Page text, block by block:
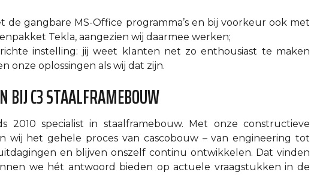
de gangbare MS-Office programma’s en bij voorkeur ook met
Tekla, aangezien wij daarmee werken;
instelling: jij weet klanten net zo enthousiast te maken
onze oplossingen als wij dat zijn.
BIJ C3 STAALFRAMEBOUW
2010 specialist in staalframebouw. Met onze constructieve
wij het gehele proces van cascobouw – van engineering tot
en blijven onszelf continu ontwikkelen. Dat vinden
we hét antwoord bieden op actuele vraagstukken in de